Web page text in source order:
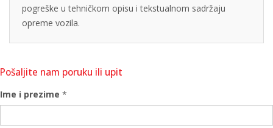
pogreške u tehničkom opisu i tekstualnom sadržaju
opreme vozila.
Pošaljite nam poruku ili upit
Ime i prezime *